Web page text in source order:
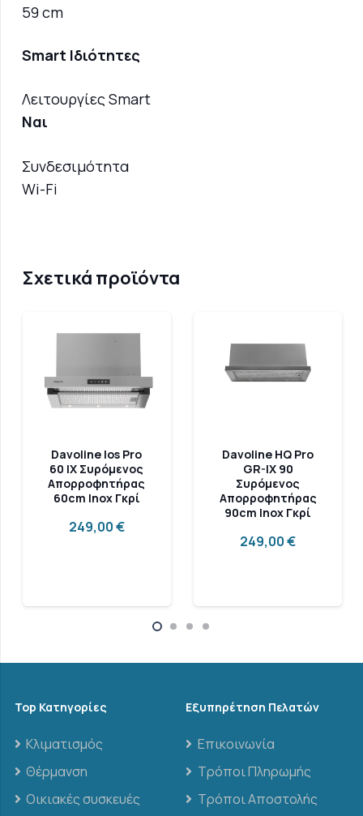
59 cm
Smart Ιδιότητες
Λειτουργίες Smart
Ναι
Συνδεσιμότητα
Wi-Fi
Σχετικά προϊόντα
Davoline HQ Pro
GR-IX 90
Συρόμενος
Απορροφητήρας
Davoline GP
PLUS GR-IX 60
Συρόμενος
Απορροφητήρας
60cm Inox Γκρί
139,00€
Top Κατηγορίες
Κλιματισμός
Θέρμανση
Οικιακές συσκευές
Εξυπηρέτηση Πελατών
Επικοινωνία
Τρόποι Πληρωμής
Τρόποι Αποστολής